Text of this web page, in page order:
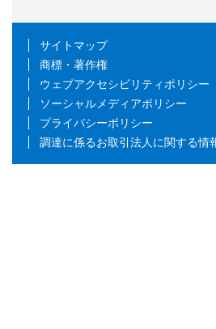
サイトマップ
商標・著作権
ウェブアクセシビリティポリシー
ソーシャルメディアポリシー
プライバシーポリシー
調達に係るお取引法人に関する情